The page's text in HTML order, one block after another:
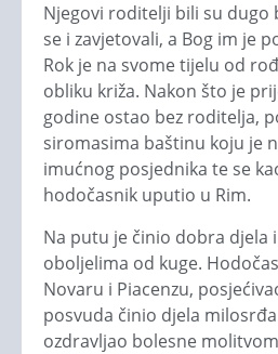
Njegovi roditelji bili su dugo
se i zavjetovali, a Bog im je
Rok je na svome tijelu od
obliku križa. Nakon što je
godine ostao bez roditelja,
siromasima baštinu koju je
imućnog posjednika te se
hodočasnik uputio u Rim.
Na putu je činio dobra djela
oboljelima od kuge.
Novaru i Piacenzu,
posvuda činio djela
ozdravljao bolesne